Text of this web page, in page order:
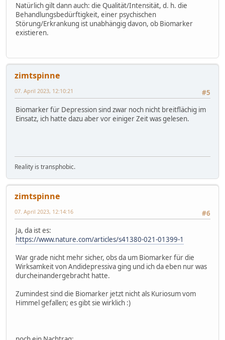
Natürlich gilt dann auch: die Qualität/Intensität, d. h. die
Behandlungsbedürftigkeit, einer psychischen
Störung/Erkrankung ist unabhängig davon, ob Biomarker
existieren.
zimtspinne
#5
07. April 2023, 12:10:21
Biomarker für Depression sind zwar noch nicht breitflächig im
Einsatz, ich hatte dazu aber vor einiger Zeit was gelesen.
Reality is transphobic.
zimtspinne
#6
07. April 2023, 12:14:16
Ja, da ist es:
https://www.nature.com/articles/s41380-021-01399-1
War grade nicht mehr sicher, obs da um Biomarker für die
Wirksamkeit von Andidepressiva ging und ich da eben nur was
durcheinandergebracht hatte.
Zumindest sind die Biomarker jetzt nicht als Kuriosum vom
Himmel gefallen; es gibt sie wirklich :)